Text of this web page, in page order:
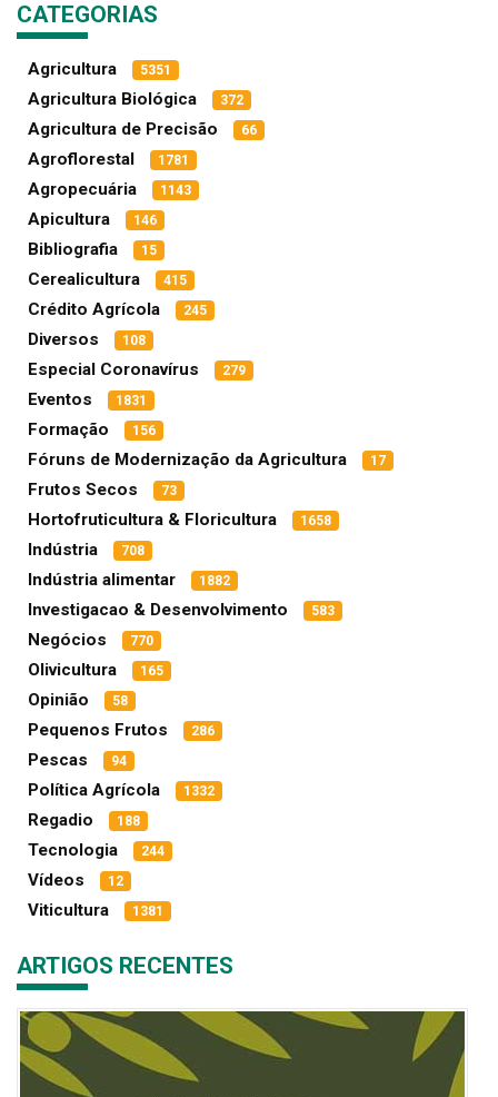
CATEGORIAS
Agricultura 5351
Agricultura Biológica 372
Agricultura de Precisão 66
Agroflorestal 1781
Agropecuária 1143
Apicultura 146
Bibliografia 15
Cerealicultura 415
Crédito Agrícola 245
Diversos 108
Especial Coronavírus 279
Eventos 1831
Formação 156
Fóruns de Modernização da Agricultura 17
Frutos Secos 73
Hortofruticultura & Floricultura 1658
Indústria 708
Indústria alimentar 1882
Investigacao & Desenvolvimento 583
Negócios 770
Olivicultura 165
Opinião 58
Pequenos Frutos 286
Pescas 94
Política Agrícola 1332
Regadio 188
Tecnologia 244
Vídeos 12
Viticultura 1381
ARTIGOS RECENTES